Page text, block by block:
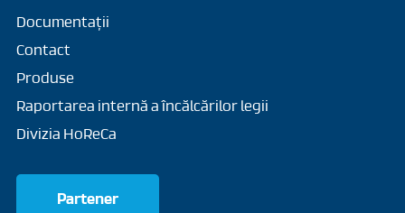
Produse
Raportarea internă a încălcărilor legii
Divizia HoReCa
Partener
Termeni și condiții